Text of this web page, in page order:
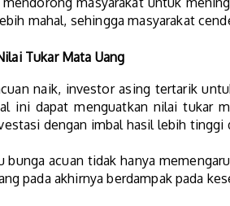
mahal, sehingga masyarakat
Tukar Mata Uang
naik, investor asing tertarik
ini dapat menguatkan nilai tukar
dengan imbal hasil lebih tinggi
bunga acuan tidak hanya
pada akhirnya berdampak pada